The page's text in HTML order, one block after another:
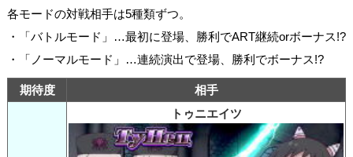
各モードの対戦相手は5種類ずつ。
・「バトルモード」…最初に登場、勝利でART継続orボーナス!?
・「ノーマルモード」…連続演出で登場、勝利でボーナス!?
期待度 相手
トゥニエイツ